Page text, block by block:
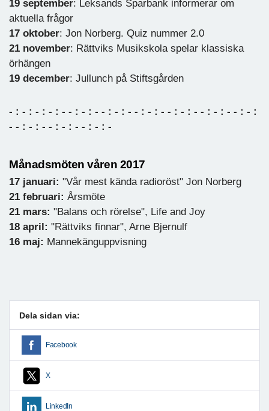
19 september: Leksands Sparbank informerar om
aktuella frågor
17 oktober: Jon Norberg. Quiz nummer 2.0
21 november: Rättviks Musikskola spelar klassiska
örhängen
19 december: Jullunch på Stiftsgården
- : - : - : - : - - : - : - - : - : - - : - : - - : - : - - : - : - - : - :
- - : - : - - : - : - - : - : -
Månadsmöten våren 2017
17 januari: "Vår mest kända radioröst" Jon Norberg
21 februari: Årsmöte
21 mars: "Balans och rörelse", Life and Joy
18 april: "Rättviks finnar", Arne Bjernulf
16 maj: Mannekänguppvisning
Dela sidan via:
Facebook
X
LinkedIn